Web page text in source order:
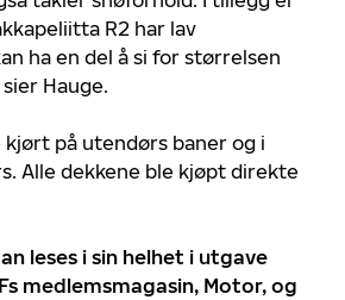
R2 har lav
ha en del å si for størrelsen
Hauge.
på utendørs baner og i
Alle dekkene ble kjøpt direkte
leses i sin helhet i utgave
medlemsmagasin, Motor, og